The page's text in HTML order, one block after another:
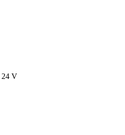
24 V